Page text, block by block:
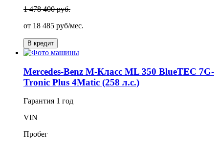
1 478 400 руб.
от 18 485 руб/мес.
В кредит
Mercedes-Benz M-Класс ML 350 BlueTEC 7G-
Tronic Plus 4Matic (258 л.с.)
Гарантия 1 год
VIN
Пробег